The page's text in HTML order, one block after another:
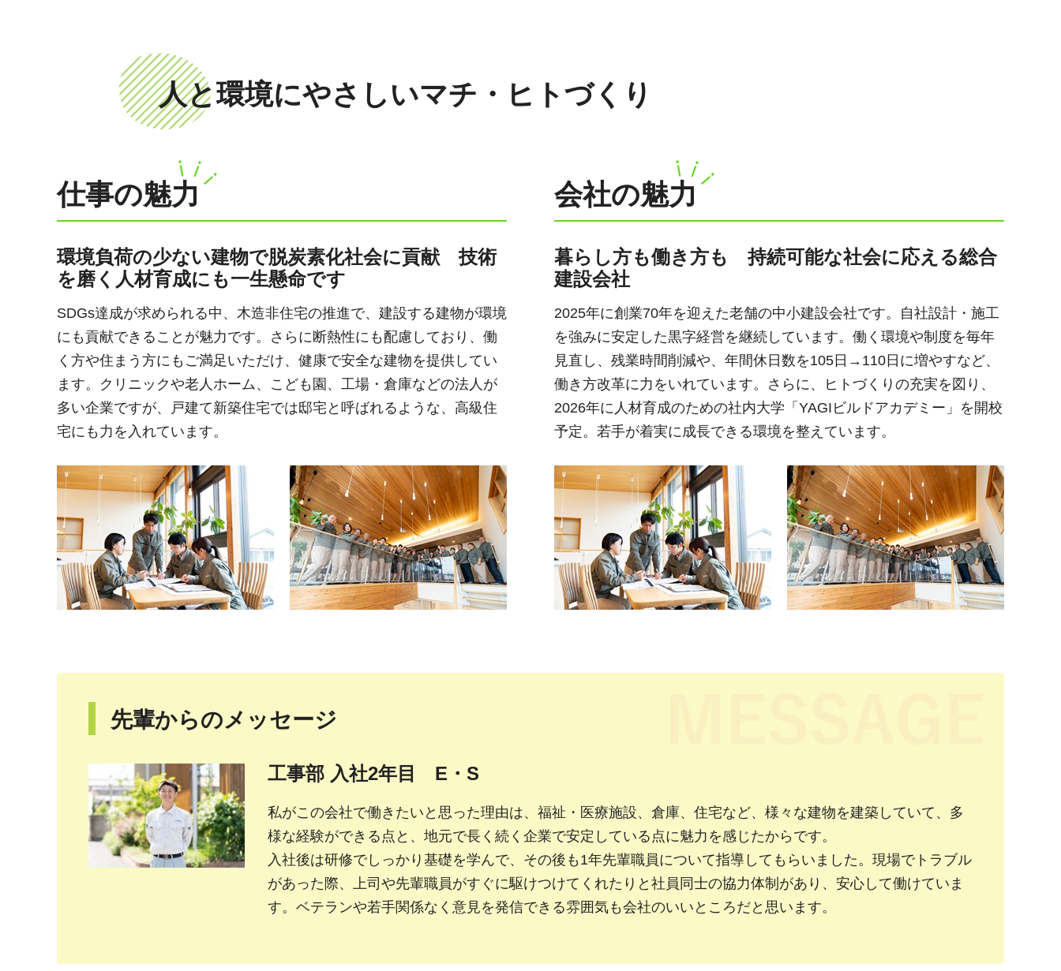
人と環境にやさしいマチ・ヒトづくり
仕事の魅力
環境負荷の少ない建物で脱炭素化社会に貢献 技術
を磨く人材育成にも一生懸命です
SDGs達成が求められる中、木造非住宅の推進で、建設する建物が環境
にも貢献できることが魅力です。さらに断熱性にも配慮しており、働
く方や住まう方にもご満足いただけ、健康で安全な建物を提供してい
ます。クリニックや老人ホーム、こども園、工場・倉庫などの法人が
多い企業ですが、戸建て新築住宅では邸宅と呼ばれるような、高級住
宅にも力を入れています。
会社の魅力
暮らし方も働き方も 持続可能な社会に応える総合
建設会社
2025年に創業70年を迎えた老舗の中小建設会社です。自社設計・施工
を強みに安定した黒字経営を継続しています。働く環境や制度を毎年
見直し、残業時間削減や、年間休日数を105日→110日に増やすなど、
働き方改革に力をいれています。さらに、ヒトづくりの充実を図り、
2026年に人材育成のための社内大学「YAGIビルドアカデミー」を開校
予定。若手が着実に成長できる環境を整えています。
先輩からのメッセージ
工事部 入社2年目 E・S
私がこの会社で働きたいと思った理由は、福祉・医療施設、倉庫、住宅など、様々な建物を建築していて、多
様な経験ができる点と、地元で長く続く企業で安定している点に魅力を感じたからです。
入社後は研修でしっかり基礎を学んで、その後も1年先輩職員について指導してもらいました。現場でトラブル
があった際、上司や先輩職員がすぐに駆けつけてくれたりと社員同士の協力体制があり、安心して働けていま
す。ベテランや若手関係なく意見を発信できる雰囲気も会社のいいところだと思います。